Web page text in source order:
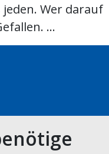
Wer darauf
...